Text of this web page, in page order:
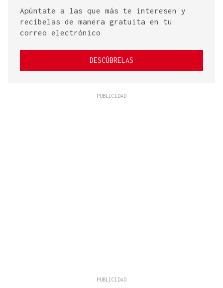
Apúntate a las que más te interesen y
recíbelas de manera gratuita en tu
correo electrónico
DESCÚBRELAS